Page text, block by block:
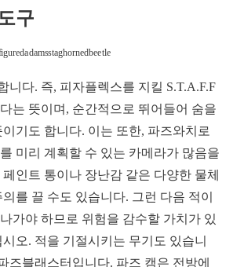
구
니다. 즉, 피자플렉스를 지킬 S.T.A.F.F
는 뜻이며, 순간적으로 뛰어들어 숨을
기도 합니다. 이는 또한, 파즈와치로
미리 계획할 수 있는 카메라가 많음을
인트 통이나 장난감 같은 다양한 물체
를 끌 수도 있습니다. 그런 다음 적이
가야 하므로 위험을 감수할 가치가 있
오. 적을 기절시키는 무기도 있습니
즈블래스터입니다. 파즈 캠은 전방에